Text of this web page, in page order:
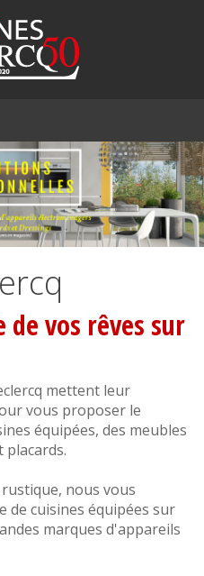
de vos rêves sur
mettent leur
vous proposer le
équipées, des meubles
placards.
rustique, nous vous
de cuisines équipées sur
marques d'appareils